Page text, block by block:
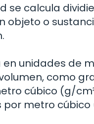
se calcula
objeto o
en unidades de
como
cúbico (g/
por metro cúbico